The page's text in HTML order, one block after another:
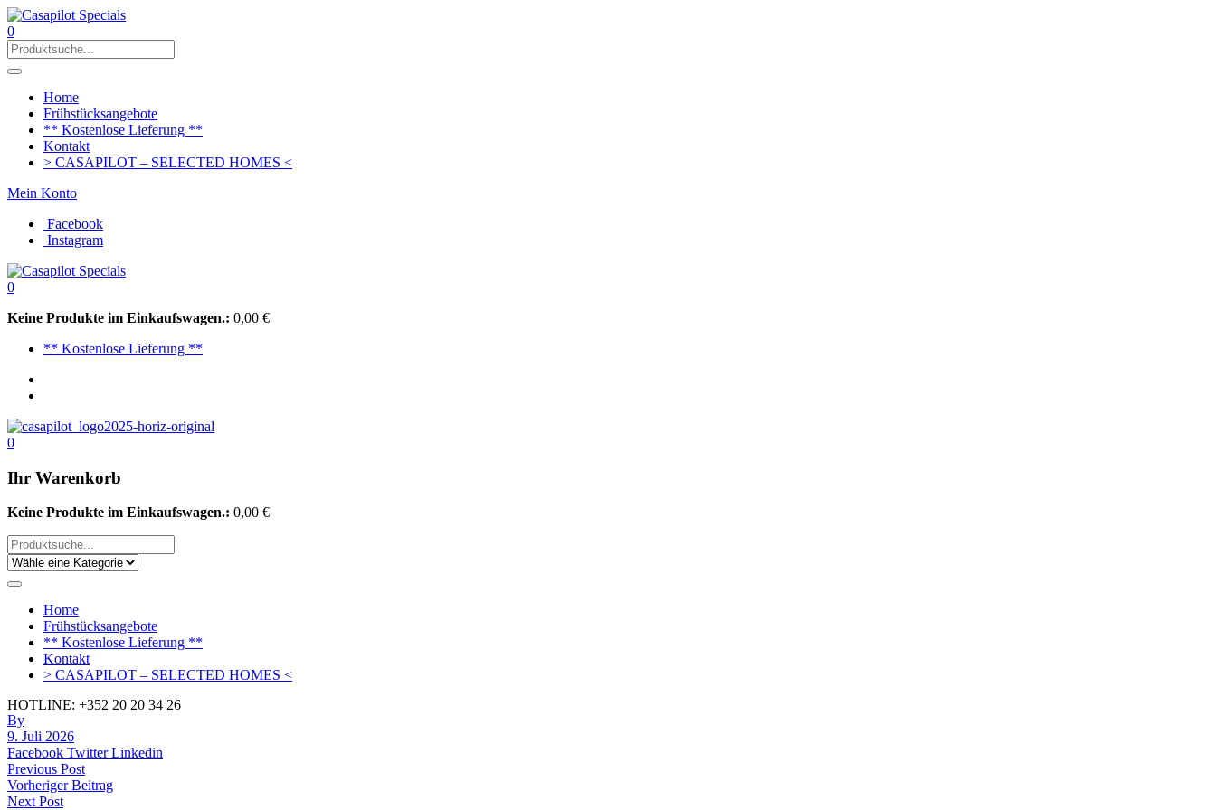
0
Home
Frühstücksangebote
** Kostenlose Lieferung **
Kontakt
> CASAPILOT – SELECTED HOMES <
Mein Konto
Facebook
Instagram
0
Keine Produkte im Einkaufswagen.: 0,00 €
** Kostenlose Lieferung **
0
Ihr Warenkorb
Keine Produkte im Einkaufswagen.: 0,00 €
Home
Frühstücksangebote
** Kostenlose Lieferung **
Kontakt
> CASAPILOT – SELECTED HOMES <
HOTLINE: +352 20 20 34 26
By
9. Juli 2026
Facebook TwitterLinkedin
Beitrags-
Navigation
Previous Post
Vorheriger Beitrag
Next Post